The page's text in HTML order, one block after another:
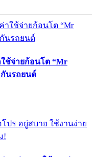
ช้จ่ายก้อนโต “Mr
กันรถยนต์